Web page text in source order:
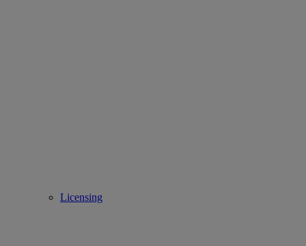
Licensing